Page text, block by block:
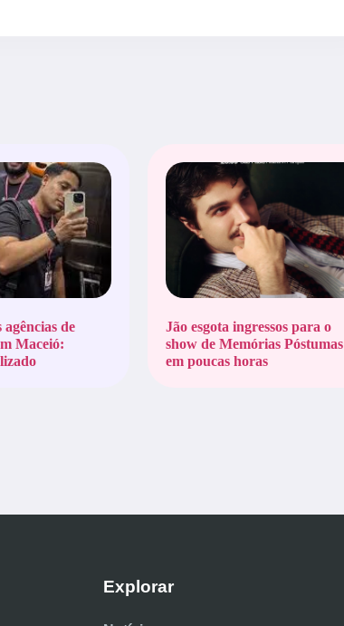
agências de
Maceió:
Jão esgota ingressos para o
show de Memórias Póstumas
em poucas horas
Explorar